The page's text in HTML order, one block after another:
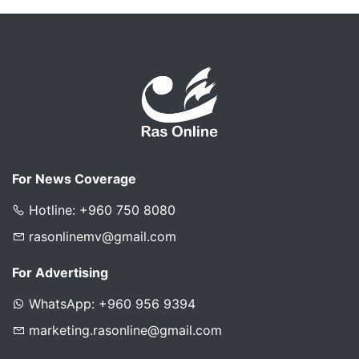
For News Coverage
Hotline: +960 750 8080
rasonlinemv@gmail.com
For Advertising
WhatsApp: +960 956 9394
marketing.rasonline@gmail.com